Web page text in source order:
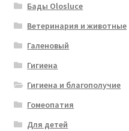
Бады Olosluce
Ветеринария и животные
Галеновый
Гигиена
Гигиена и благополучие
Гомеопатия
Для детей